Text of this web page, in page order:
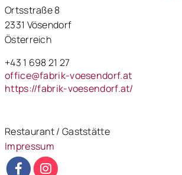
Ortsstraße 8
2331 Vösendorf
Österreich
+43 1 698 21 27
office@fabrik-voesendorf.at
https://fabrik-voesendorf.at/
Restaurant / Gaststätte
Impressum